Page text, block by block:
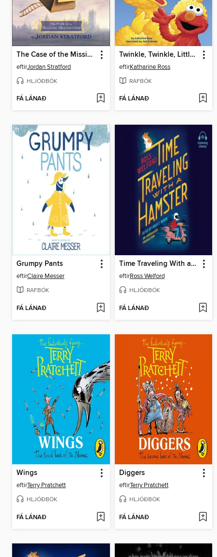
The Case of the Missing Moonstone
eftirJordan Stratford
HLJÓÐBÓK
FÁ LÁNAÐ
Twinkle, Twinkle, Little Bug
eftirKatharine Ross
RAFBÓK
FÁ LÁNAÐ
Grumpy Pants
eftirClaire Messer
RAFBÓK
FÁ LÁNAÐ
Time Traveling With a Hamster
eftirRoss Welford
HLJÓÐBÓK
FÁ LÁNAÐ
Wings
eftirTerry Pratchett
HLJÓÐBÓK
FÁ LÁNAÐ
Diggers
eftirTerry Pratchett
HLJÓÐBÓK
FÁ LÁNAÐ